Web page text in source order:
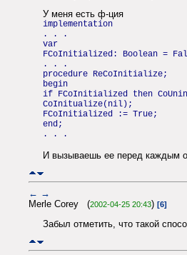
У меня есть ф-ция
implementation
. . .
var
FCoInitialized: Boolean =
. . .
procedure ReCoInitialize;
begin
if FCoInitialized then
CoInitualize(nil);
FCoInitialized := True;
end;
. . .
И вызываешь ее перед каждым
← →
Merle Corey (2002-04-25 20:43) [6]
Забыл отметить, что такой